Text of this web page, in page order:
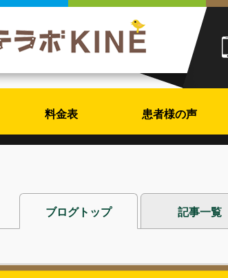
料金表 患者様の声
ブログトップ 記事一覧